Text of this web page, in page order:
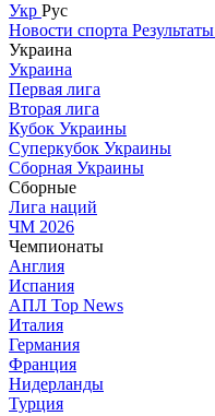
Укр Рус
Новости спорта Результаты
Украина
Украина
Первая лига
Вторая лига
Кубок Украины
Суперкубок Украины
Сборная Украины
Сборные
Лига наций
ЧМ 2026
Чемпионаты
Англия
Испания
АПЛ Top News
Италия
Германия
Франция
Нидерланды
Турция